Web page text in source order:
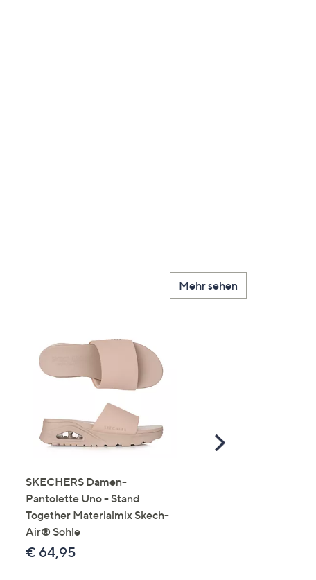
Mehr sehen
SKECHERS Damen-
Pantolette Uno - Stand
Together Materialmix Skech-
Air® Sohle
€ 64,95
Scroll